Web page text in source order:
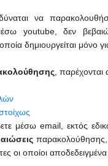
δύναται να
youtube, δεν
δημιουργείται μόνο
,
μέσω email, εκτός
παρακολούθησης,
οι οποίοι